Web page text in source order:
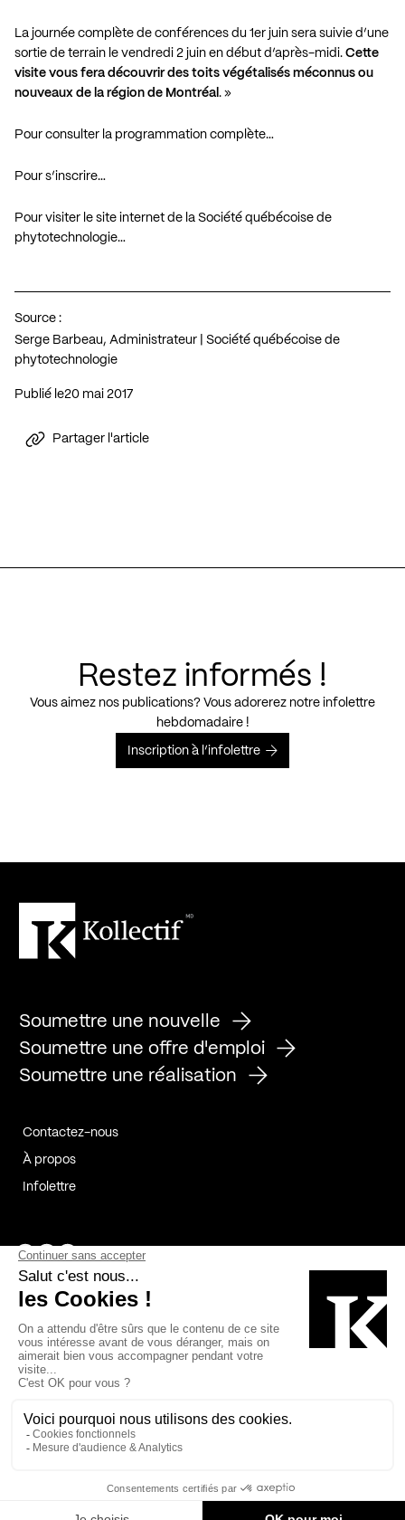
La journée complète de conférences du 1er juin sera suivie d’une
sortie de terrain le vendredi 2 juin en début d’après-midi. Cette
visite vous fera découvrir des toits végétalisés méconnus ou
nouveaux de la région de Montréal . »
Pour consulter la programmation complète…
Pour s’inscrire…
Pour visiter le site internet de la Société québécoise de
phytotechnologie…
Source :
Serge Barbeau, Administrateur | Société québécoise de
phytotechnologie
Publié le 20 mai 2017
Partager l'article
Restez informés !
Vous aimez nos publications? Vous adorerez notre infolettre
hebdomadaire !
Inscription à l’infolettre
Soumettre une nouvelle
Soumettre une offre d'emploi
Soumettre une réalisation
Contactez-nous
À propos
Infolettre
Page Facebook de Kollectif
Page Instagram de Kollectif
Page Linkedin de Kollectif
Bâtiment-Durable-Québec-1
Esquisses-1
MP-1 v2com-1
Cookies